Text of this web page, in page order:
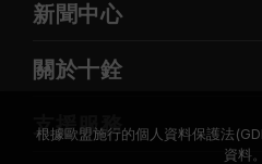
新聞中心
關於十銓
支援服務
根據歐盟施行的個人資料保護法
資料。